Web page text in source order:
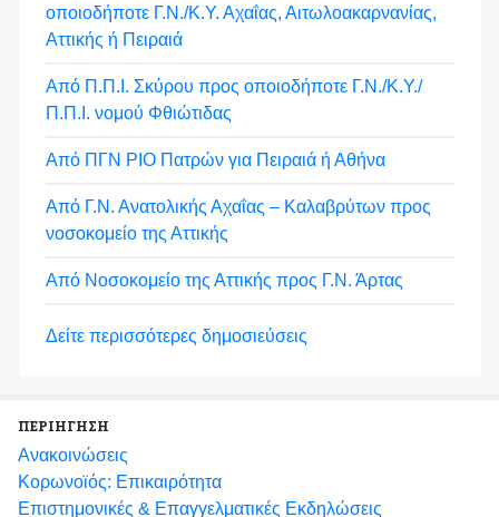
οποιοδήποτε Γ.Ν./Κ.Υ. Αχαΐας, Αιτωλοακαρνανίας,
Αττικής ή Πειραιά
Από Π.Π.Ι. Σκύρου προς οποιοδήποτε Γ.Ν./Κ.Υ./
Π.Π.Ι. νομού Φθιώτιδας
Από ΠΓΝ ΡΙΟ Πατρών για Πειραιά ή Αθήνα
Από Γ.Ν. Ανατολικής Αχαΐας – Καλαβρύτων προς
νοσοκομείο της Αττικής
Από Νοσοκομείο της Αττικής προς Γ.Ν. Άρτας
Δείτε περισσότερες δημοσιεύσεις
ΠΕΡΙΗΓΗΣΗ
Ανακοινώσεις
Κορωνοϊός: Επικαιρότητα
Eπιστημονικές & Επαγγελματικές Eκδηλώσεις